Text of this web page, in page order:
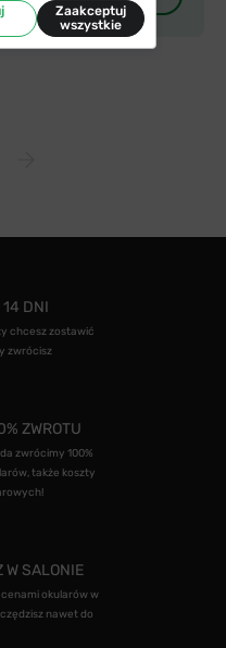
14 DNI
chcesz zostawić
zwrócisz
ZWROTU
zwrócimy 100%
także koszty
W SALONIE
okularów w
nawet do
Zaakceptuj
wszystkie